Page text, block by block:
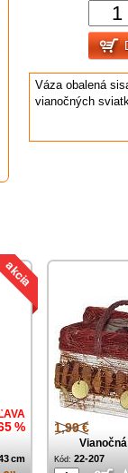
Váza obalená
vianočných
%
cm
1,99 €
Kód: 22-207